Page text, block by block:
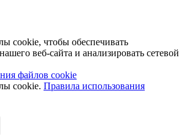
cookie, чтобы обеспечивать
веб-сайта и анализировать сетевой
файлов cookie
cookie. Правила использования